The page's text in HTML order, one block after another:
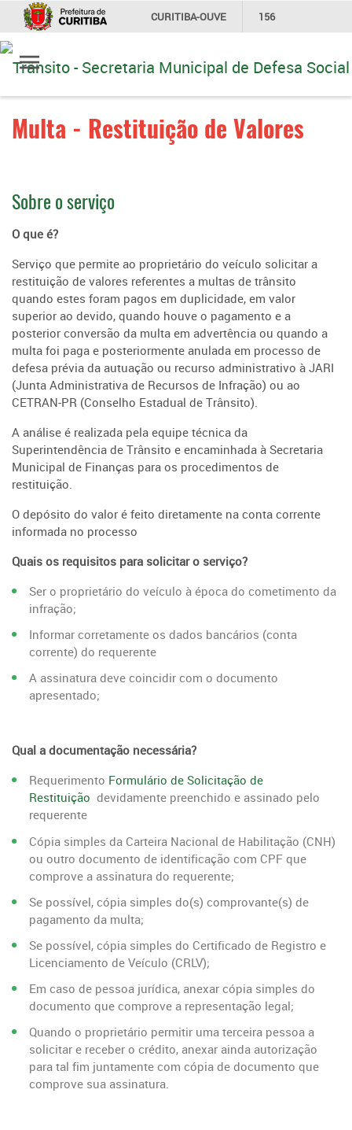
CURITIBA-OUVE 156
Ir
para
conteúdo
Multa - Restituição de Valores
Sobre o serviço
O que é?
Serviço que permite ao proprietário do veículo solicitar a
restituição de valores referentes a multas de trânsito
quando estes foram pagos em duplicidade, em valor
superior ao devido, quando houve o pagamento e a
posterior conversão da multa em advertência ou quando a
multa foi paga e posteriormente anulada em processo de
defesa prévia da autuação ou recurso administrativo à JARI
(Junta Administrativa de Recursos de Infração) ou ao
CETRAN-PR (Conselho Estadual de Trânsito).
A análise é realizada pela equipe técnica da
Superintendência de Trânsito e encaminhada à Secretaria
Municipal de Finanças para os procedimentos de
restituição.
O depósito do valor é feito diretamente na conta corrente
informada no processo
Quais os requisitos para solicitar o serviço?
Ser o proprietário do veículo à época do cometimento da
infração;
Informar corretamente os dados bancários (conta
corrente) do requerente
A assinatura deve coincidir com o documento
apresentado;
Qual a documentação necessária?
Requerimento Formulário de Solicitação de
Restituição devidamente preenchido e assinado pelo
requerente
Cópia simples da Carteira Nacional de Habilitação (CNH)
ou outro documento de identificação com CPF que
comprove a assinatura do requerente;
Se possível, cópia simples do(s) comprovante(s) de
pagamento da multa;
Se possível, cópia simples do Certificado de Registro e
Licenciamento de Veículo (CRLV);
Em caso de pessoa jurídica, anexar cópia simples do
documento que comprove a representação legal;
Quando o proprietário permitir uma terceira pessoa a
solicitar e receber o crédito, anexar ainda autorização
para tal fim juntamente com cópia de documento que
comprove sua assinatura.